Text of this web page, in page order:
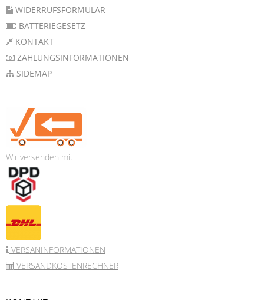
WIDERRUFSFORMULAR
BATTERIEGESETZ
KONTAKT
ZAHLUNGSINFORMATIONEN
SIDEMAP
Wir versenden mit
VERSANINFORMATIONEN
VERSANDKOSTENRECHNER